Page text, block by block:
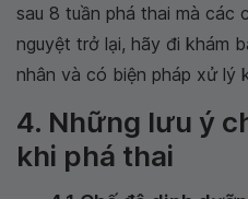
sau 8 tuần phá thai mà các
nguyệt trở lại, hãy đi khám
nhân và có biện pháp xử lý
4. Những lưu ý
khi phá thai